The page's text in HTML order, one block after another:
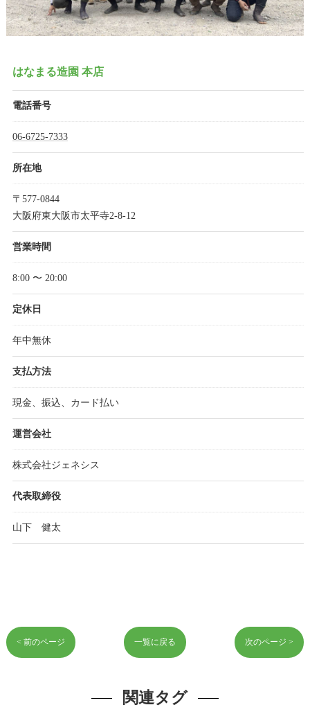
はなまる造園 本店
電話番号
06-6725-7333
所在地
〒577-0844
大阪府東大阪市太平寺2-8-12
営業時間
8:00 〜 20:00
定休日
年中無休
支払方法
現金、振込、カード払い
運営会社
株式会社ジェネシス
代表取締役
山下 健太
< 前のページ 一覧に戻る 次のページ >
関連タグ